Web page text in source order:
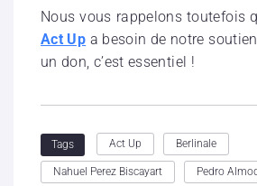
Nous vous rappelons toutefois
Act Up a besoin de notre
un don, c’est essentiel !
Tags Act Up Berlinale
Nahuel Perez Biscayart Pedro